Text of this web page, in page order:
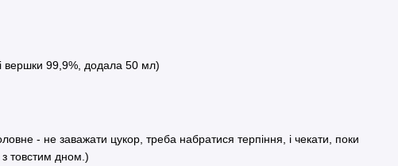
вершки 99,9%, додала 50 мл)
- не заважати цукор, треба набратися терпіння, і чекати, поки
з товстим дном.)